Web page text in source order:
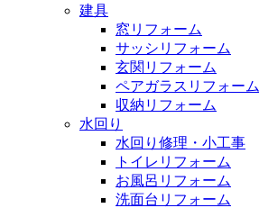
建具
窓リフォーム
サッシリフォーム
玄関リフォーム
ペアガラスリフォーム
収納リフォーム
水回り
水回り修理・小工事
トイレリフォーム
お風呂リフォーム
洗面台リフォーム